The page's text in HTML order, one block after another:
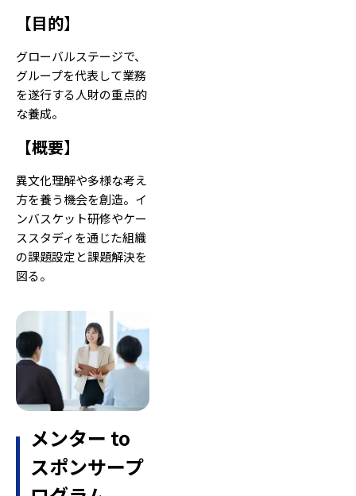
【目的】
グローバルステージで、
グループを代表して業務
を遂行する人財の重点的
な養成。
【概要】
異文化理解や多様な考え
方を養う機会を創造。イ
ンバスケット研修やケー
ススタディを通じた組織
の課題設定と課題解決を
図る。
メンター to
スポンサープ